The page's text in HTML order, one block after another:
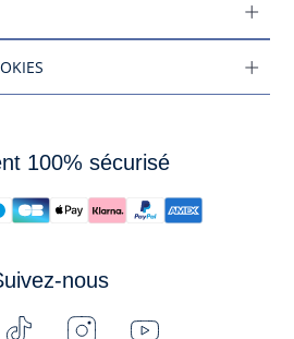
100% sécurisé
nous
Tiktok InstagramYoutube